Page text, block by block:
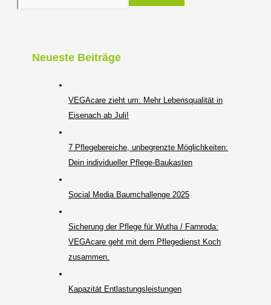
Neueste Beiträge
VEGAcare zieht um: Mehr Lebensqualität in
Eisenach ab Juli!
7 Pflegebereiche, unbegrenzte Möglichkeiten:
Dein individueller Pflege-Baukasten
Social Media Baumchallenge 2025
Sicherung der Pflege für Wutha / Farnroda:
VEGAcare geht mit dem Pflegedienst Koch
zusammen.
Kapazität Entlastungsleistungen